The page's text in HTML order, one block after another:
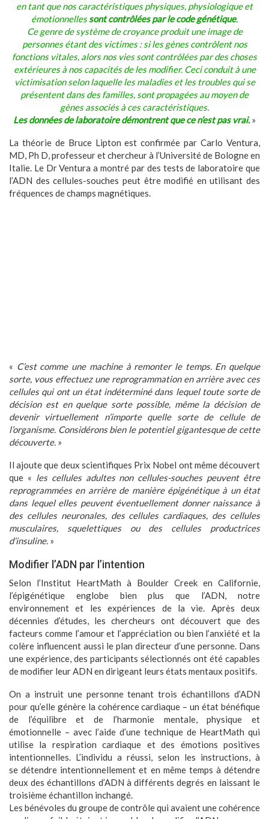
en tant que nos caractéristiques physiques, physiologique et
émotionnellessont contrôlées par le code génétique.
Ce genre de système de croyance produit une image de
personnes étant des victimes : si les gènes contrôlent nos
fonctions vitales, alors nos vies sont contrôlées par des choses
extérieures à nos capacités de les modifier. Ceci conduit à une
victimisation selon laquelle les maladies et les troubles qui se
présentent dans des familles, sont propagées au moyen de
gènes associés à ces caractéristiques.
Les données de laboratoire démontrent que ce n’est pas vrai. »
La théorie de Bruce Lipton est confirmée par Carlo Ventura,
MD, Ph D, professeur et chercheur à l’Université de Bologne en
Italie. Le Dr Ventura a montré par des tests de laboratoire que
l’ADN des cellules-souches peut être modifié en utilisant des
fréquences de champs magnétiques.
« C’est comme une machine à remonter le temps. En quelque
sorte, vous effectuez une reprogrammation en arrière avec ces
cellules qui ont un état indéterminé dans lequel toute sorte de
décision est en quelque sorte possible, même la décision de
devenir virtuellement n’importe quelle sorte de cellule de
l’organisme. Considérons bien le potentiel gigantesque de cette
découverte. »
Il ajoute que deux scientifiques Prix Nobel ont même découvert
que « les cellules adultes non cellules-souches peuvent être
reprogrammées en arrière de manière épigénétique à un état
dans lequel elles peuvent éventuellement donner naissance à
des cellules neuronales, des cellules cardiaques, des cellules
musculaires, squelettiques ou des cellules productrices
d’insuline. »
Modifier l’ADN par l’intention
Selon l’Institut HeartMath à Boulder Creek en Californie,
l’épigénétique englobe bien plus que l’ADN, notre
environnement et les expériences de la vie. Après deux
décennies d’études, les chercheurs ont découvert que des
facteurs comme l’amour et l’appréciation ou bien l’anxiété et la
colère influencent aussi le plan directeur d’une personne. Dans
une expérience, des participants sélectionnés ont été capables
de modifier leur ADN en dirigeant leurs états mentaux positifs.
On a instruit une personne tenant trois échantillons d’ADN
pour qu’elle génère la cohérence cardiaque – un état bénéfique
de l’équilibre et de l’harmonie mentale, physique et
émotionnelle – avec l’aide d’une technique de HeartMath qui
utilise la respiration cardiaque et des émotions positives
intentionnelles. L’individu a réussi, selon les instructions, à
se détendre intentionnellement et en même temps à détendre
deux des échantillons d’ADN à différents degrés en laissant le
troisième échantillon inchangé.
Les bénévoles du groupe de contrôle qui avaient une cohérence